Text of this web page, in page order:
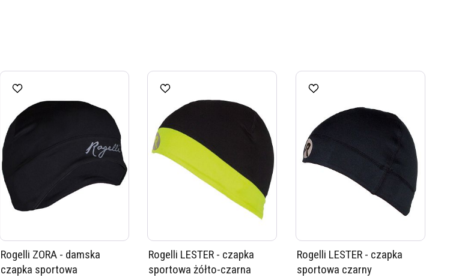
Rogelli ZORA - damska
czapka sportowa
Rogelli LESTER - czapka
sportowa żółto-czarna
Rogelli LESTER - czapka
sportowa czarny